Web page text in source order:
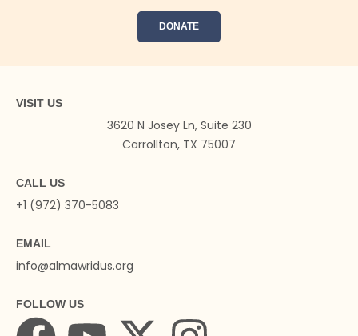
DONATE
VISIT US
3620 N Josey Ln, Suite 230
Carrollton, TX 75007
CALL US
+1 (972) 370-5083
EMAIL
info@almawridus.org
FOLLOW US